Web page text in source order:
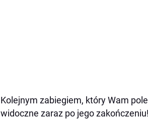
Kolejnym zabiegiem, który Wam
widoczne zaraz po jego